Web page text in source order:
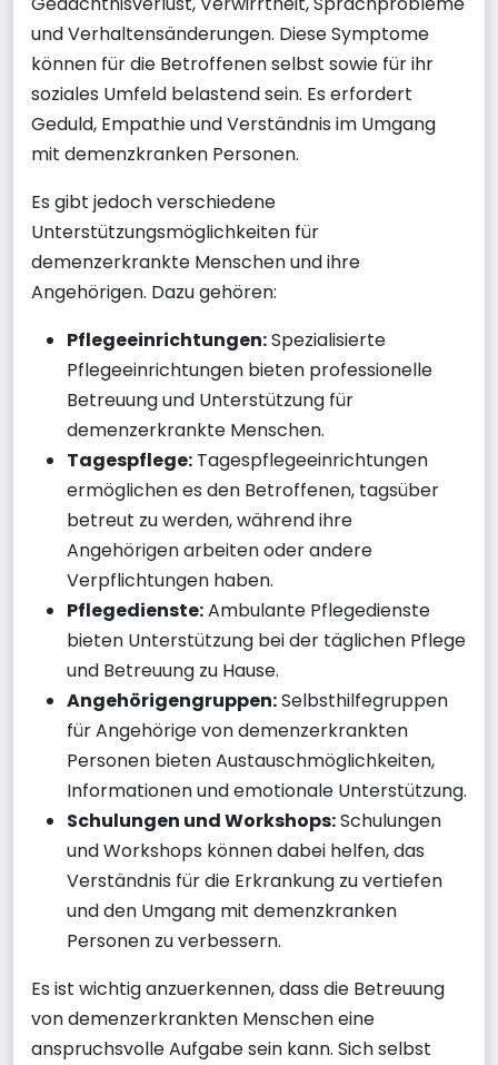
und Verhaltensänderungen. Diese Symptome
können für die Betroffenen selbst sowie für ihr
soziales Umfeld belastend sein. Es erfordert
Geduld, Empathie und Verständnis im Umgang
mit demenzkranken Personen.
Es gibt jedoch verschiedene
Unterstützungsmöglichkeiten für
demenzerkrankte Menschen und ihre
Angehörigen. Dazu gehören:
Pflegeeinrichtungen:Spezialisierte
Pflegeeinrichtungen bieten professionelle
Betreuung und Unterstützung für
demenzerkrankte Menschen.
Tagespflege: Tagespflegeeinrichtungen
ermöglichen es den Betroffenen, tagsüber
betreut zu werden, während ihre
Angehörigen arbeiten oder andere
Verpflichtungen haben.
Pflegedienste:Ambulante Pflegedienste
bieten Unterstützung bei der täglichen Pflege
und Betreuung zu Hause.
Angehörigengruppen:Selbsthilfegruppen
für Angehörige von demenzerkrankten
Personen bieten Austauschmöglichkeiten,
Informationen und emotionale Unterstützung.
Schulungen und Workshops:Schulungen
und Workshops können dabei helfen, das
Verständnis für die Erkrankung zu vertiefen
und den Umgang mit demenzkranken
Personen zu verbessern.
Es ist wichtig anzuerkennen, dass die Betreuung
von demenzerkrankten Menschen eine
anspruchsvolle Aufgabe sein kann. Sich selbst